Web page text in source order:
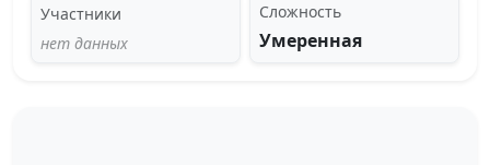
Участники
нет данных
Сложность
Умеренная